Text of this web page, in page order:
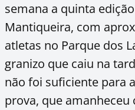
semana a quinta
Mantiqueira, com
atletas no Parque dos
granizo que caiu na
não foi suficiente para
prova, que